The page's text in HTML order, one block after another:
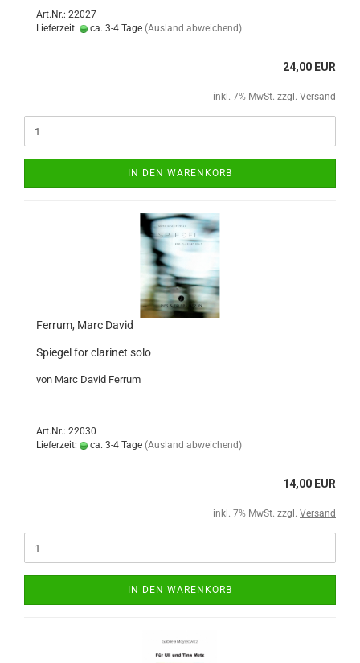
Art.Nr.: 22027
Lieferzeit:
ca. 3-4 Tage (Ausland abweichend)
24,00 EUR
inkl. 7% MwSt. zzgl. Versand
IN DEN WARENKORB
Ferrum, Marc David
Spiegel for clarinet solo
von Marc David Ferrum
Art.Nr.: 22030
Lieferzeit:
ca. 3-4 Tage (Ausland abweichend)
14,00 EUR
inkl. 7% MwSt. zzgl. Versand
IN DEN WARENKORB